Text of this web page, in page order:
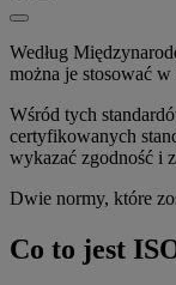
Według
można je stosować
Wśród tych
certyfikowanych
wykazać zgodność i
Dwie normy, które
Co to jest